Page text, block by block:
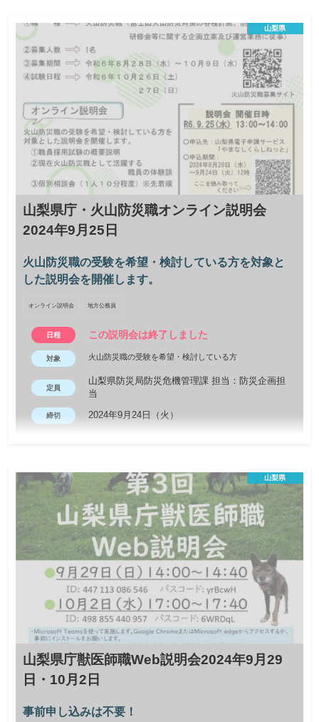
県職員の業務についての説明や職場見学、若手職員とのフリート
ーク、保護者向け説明会を開催します。県庁を身近に感じること
のできる貴重な機会です。是非ご参加ください。当日は、新宿駅
から無料貸切バスを運行します。それ以外の方は、公共交通機関
をご利用ください。会場に駐車場の用意はありません。 服装は自
由です。職場見学がありますので、動きやすい服装でお越しくだ
さい。 本イベントは採用活動ではありません。参加・…
山梨県
山梨県庁・火山防災職オンライン説明会
2024年9月25日
火山防災職の受験を希望・検討している方を対象と
した説明会を開催します。
オンライン説明会 地方公務員
日程 この説明会は終了しました
対象 火山防災職の受験を希望・検討している方
定員
山梨県防災局防災危機管理課 担当：防災企画担
当
締切 2024年9月24日（火）
住民に対してわかりやすく伝え、住民・研究者・行政の橋渡し役
として取り組むことが期待されています。 火山防災のほか防災に
関連する業務にも係わるため、地震・水害等の防災対応について
も経験できます。
山梨県
山梨県庁獣医師職Web説明会2024年9月29
日・10月2日
事前申し込みは不要！